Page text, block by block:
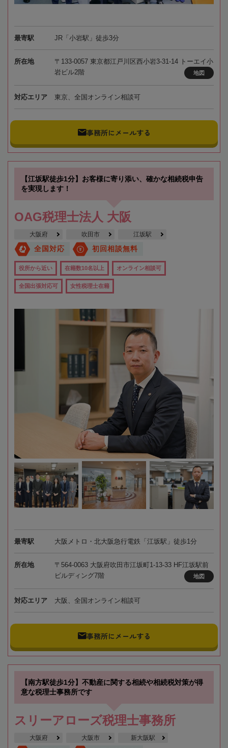
最寄駅 JR「小岩駅」徒歩3分
所在地
〒133-0057 東京都江戸川区西小岩3-31-14 トーエイ小
岩ビル2階
地図
対応エリア 東京、全国オンライン相談可
事務所にメールする
【江坂駅徒歩1分】お客様に寄り添い、確かな相続税申告
を実現します！
OAG税理士法人 大阪
大阪府 吹田市 江坂駅
全国対応 初回相談無料
役所から近い 在籍数10名以上 オンライン相談可
全国出張対応可 女性税理士在籍
最寄駅 大阪メトロ・北大阪急行電鉄「江坂駅」徒歩1分
所在地
〒564-0063 大阪府吹田市江坂町1-13-33 HF江坂駅前
ビルディング7階
地図
対応エリア 大阪、全国オンライン相談可
事務所にメールする
【南方駅徒歩1分】不動産に関する相続や相続税対策が得
意な税理士事務所です
スリーアローズ税理士事務所
大阪府 大阪市 新大阪駅